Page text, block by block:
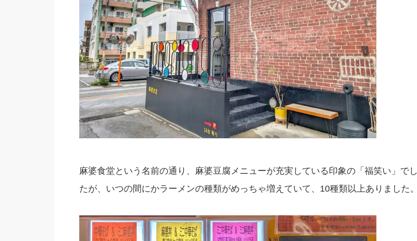
麻婆食堂という名前の通り、麻婆豆腐メニューが充実している印象の「福笑い」でし
たが、いつの間にかラーメンの種類がめっちゃ増えていて、10種類以上ありました。